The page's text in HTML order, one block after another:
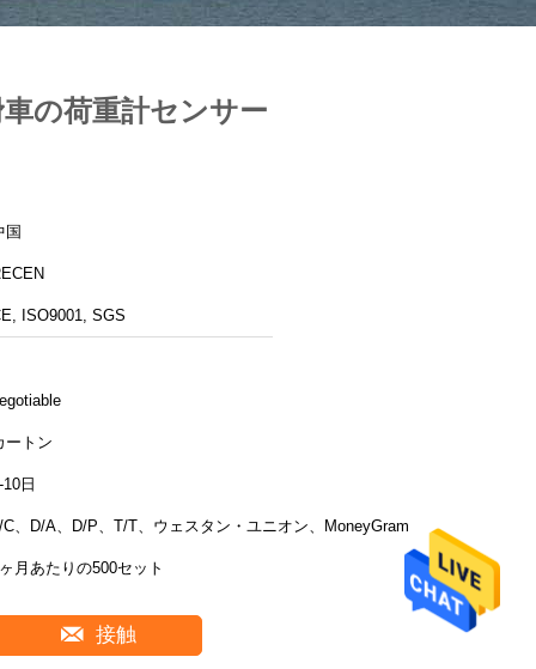
の荷重計センサー
国
ISO9001, SGS
ートン
10日
C、D/A、D/P、T/T、ウェスタン・ユニオン、MoneyGram
月あたりの500セット
接触